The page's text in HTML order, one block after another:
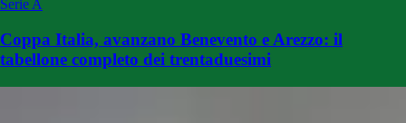
Serie A
Coppa Italia, avanzano Benevento e Arezzo: il
tabellone completo dei trentaduesimi